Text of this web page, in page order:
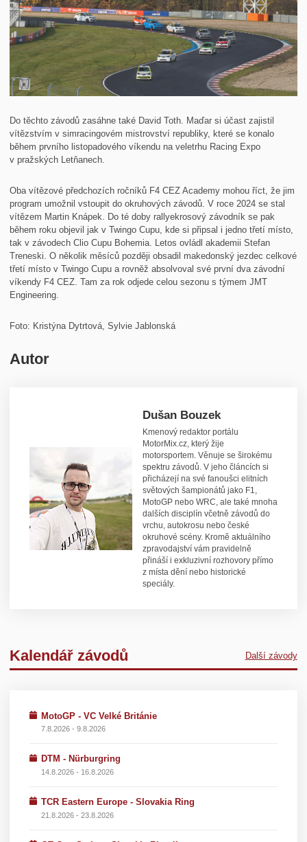
Do těchto závodů zasáhne také David Toth. Maďar si účast zajistil
vítězstvím v simracingovém mistrovství republiky, které se konalo
během prvního listopadového víkendu na veletrhu Racing Expo
v pražských Letňanech.
Oba vítězové předchozích ročníků F4 CEZ Academy mohou říct, že jim
program umožnil vstoupit do okruhových závodů. V roce 2024 se stal
vítězem Martin Knápek. Do té doby rallyekrosový závodník se pak
během roku objevil jak v Twingo Cupu, kde si připsal i jedno třetí místo,
tak v závodech Clio Cupu Bohemia. Letos ovládl akademii Stefan
Treneski. O několik měsíců později obsadil makedonský jezdec celkové
třetí místo v Twingo Cupu a rovněž absolvoval své první dva závodní
víkendy F4 CEZ. Tam za rok odjede celou sezonu s týmem JMT
Engineering.
Foto: Kristýna Dytrtová, Sylvie Jablonská
Autor
Dušan Bouzek
Kmenový redaktor portálu
MotorMix.cz, který žije
motorsportem. Věnuje se širokému
spektru závodů. V jeho článcích si
přicházejí na své fanoušci elitních
světových šampionátů jako F1,
MotoGP nebo WRC, ale také mnoha
dalších disciplín včetně závodů do
vrchu, autokrosu nebo české
okruhové scény. Kromě aktuálního
zpravodajství vám pravidelně
přináší i exkluzivní rozhovory přímo
z místa dění nebo historické
speciály.
Kalendář závodů Další závody
MotoGP - VC Velké Británie
7.8.2026 - 9.8.2026
DTM - Nürburgring
14.8.2026 - 16.8.2026
TCR Eastern Europe - Slovakia Ring
21.8.2026 - 23.8.2026